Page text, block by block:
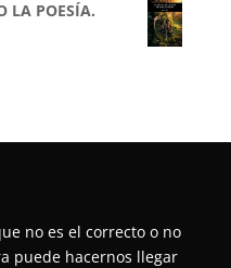
LA POESÍA.
no es el correcto o no
puede hacernos llegar